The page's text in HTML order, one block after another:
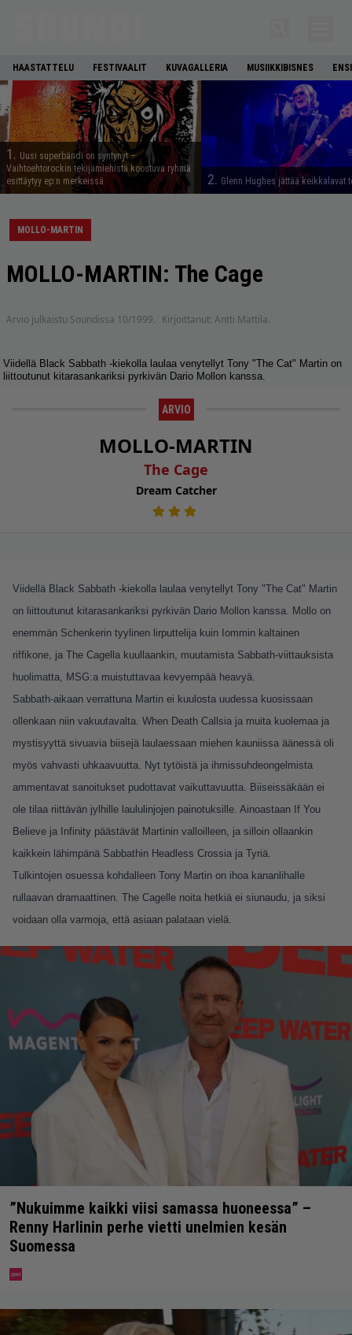
HAASTATTELU FESTIVAALIT KUVAGALLERIA MUSIIKKIBISNES
1. Uusi superbändi on syntynyt –
Vaihtoehtorockin tekijämiehistä koostuva ryhmä
esittäytyy ep:n merkeissä
2. Glenn Hughes jättää keikkalavat
MOLLO-MARTIN
MOLLO-MARTIN: The Cage
Arvio julkaistu Soundissa 10/1999. Kirjoittanut: Antti Mattila.
Viidellä Black Sabbath -kiekolla laulaa venytellyt Tony "The Cat" Martin on
liittoutunut kitarasankariksi pyrkivän Dario Mollon kanssa.
ARVIO
MOLLO-MARTIN
The Cage
Dream Catcher
Viidellä Black Sabbath -kiekolla laulaa venytellyt Tony "The Cat" Martin
on liittoutunut kitarasankariksi pyrkivän Dario Mollon kanssa. Mollo on
enemmän Schenkerin tyylinen lirputtelija kuin Iommin kaltainen
riffikone, ja The Cagella kuullaankin, muutamista Sabbath-viittauksista
huolimatta, MSG:a muistuttavaa kevyempää heavyä.
Sabbath-aikaan verrattuna Martin ei kuulosta uudessa kuosissaan
ollenkaan niin vakuutavalta. When Death Callsia ja muita kuolemaa ja
mystisyyttä sivuavia biisejä laulaessaan miehen kauniissa äänessä oli
myös vahvasti uhkaavuutta. Nyt tytöistä ja ihmissuhdeongelmista
ammentavat sanoitukset pudottavat vaikuttavuutta. Biiseissäkään ei
ole tilaa riittävän jylhille laululinjojen painotuksille. Ainoastaan If You
Believe ja Infinity päästävät Martinin valloilleen, ja silloin ollaankin
kaikkein lähimpänä Sabbathin Headless Crossia ja Tyriä.
Tulkintojen osuessa kohdalleen Tony Martin on ihoa kananlihalle
rullaavan dramaattinen. The Cagelle noita hetkiä ei siunaudu, ja siksi
voidaan olla varmoja, että asiaan palataan vielä.
”Nukuimme kaikki viisi samassa huoneessa” –
Renny Harlinin perhe vietti unelmien kesän
Suomessa